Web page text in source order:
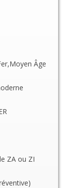
Âge
ZA ou ZI